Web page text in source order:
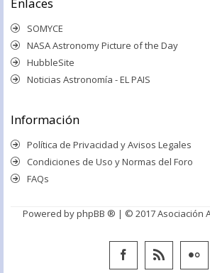
SOMYCE
NASA Astronomy Picture of the Day
HubbleSite
Noticias Astronomía - EL PAIS
Información
Política de Privacidad y Avisos Legales
Condiciones de Uso y Normas del Foro
FAQs
Powered byphpBB ® | © 2017 Asociación